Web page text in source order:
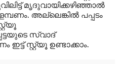
മൃദുവായിക്കഴിഞ്ഞാല്‍
അല്ലെങ്കില്‍ പപ്പടം
സ്വാദ്
സ്റ്റ്യൂ ഉണ്ടാക്കാം.